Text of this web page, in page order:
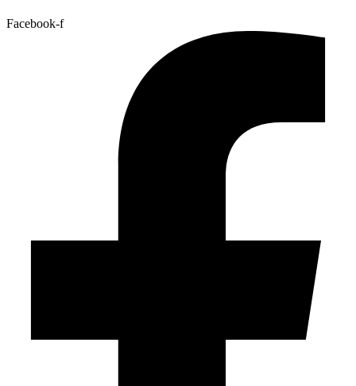
Facebook-f